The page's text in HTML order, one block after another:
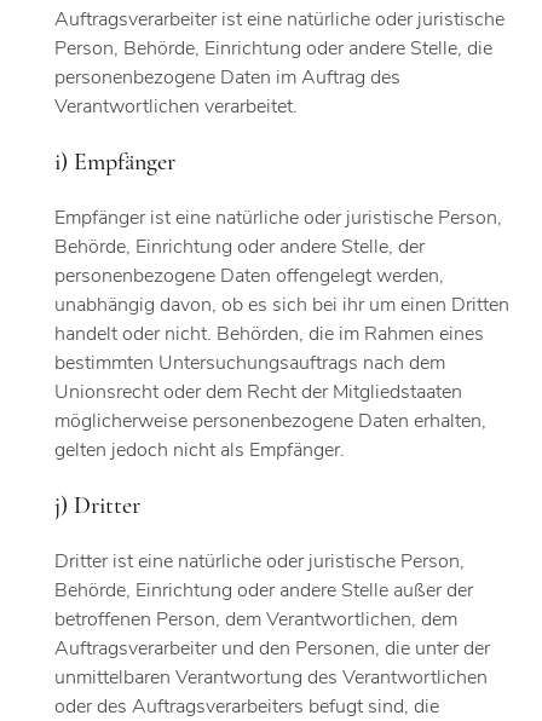
Auftragsverarbeiter ist eine natürliche oder juristische
Person, Behörde, Einrichtung oder andere Stelle, die
personenbezogene Daten im Auftrag des
Verantwortlichen verarbeitet.
i) Empfänger
Empfänger ist eine natürliche oder juristische Person,
Behörde, Einrichtung oder andere Stelle, der
personenbezogene Daten offengelegt werden,
unabhängig davon, ob es sich bei ihr um einen Dritten
handelt oder nicht. Behörden, die im Rahmen eines
bestimmten Untersuchungsauftrags nach dem
Unionsrecht oder dem Recht der Mitgliedstaaten
möglicherweise personenbezogene Daten erhalten,
gelten jedoch nicht als Empfänger.
j) Dritter
Dritter ist eine natürliche oder juristische Person,
Behörde, Einrichtung oder andere Stelle außer der
betroffenen Person, dem Verantwortlichen, dem
Auftragsverarbeiter und den Personen, die unter der
unmittelbaren Verantwortung des Verantwortlichen
oder des Auftragsverarbeiters befugt sind, die